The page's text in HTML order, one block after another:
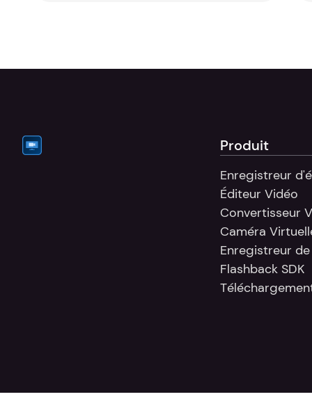
Produit
Enregistreur
Éditeur Vidéo
Convertisseur
Caméra
Enregistreur
Flashback SDK